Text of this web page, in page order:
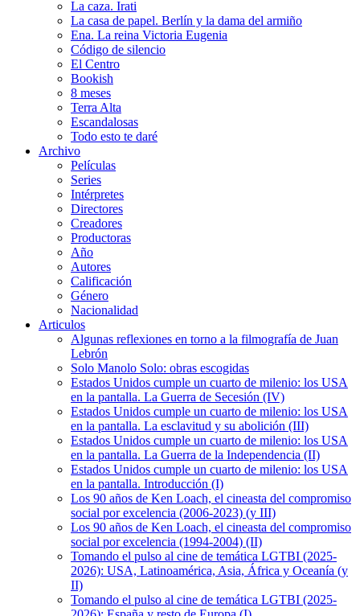
La caza. Irati
La casa de papel. Berlín y la dama del armiño
Ena. La reina Victoria Eugenia
Código de silencio
El Centro
Bookish
8 meses
Terra Alta
Escandalosas
Todo esto te daré
Archivo
Películas
Series
Intérpretes
Directores
Creadores
Productoras
Año
Autores
Calificación
Género
Nacionalidad
Articulos
Algunas reflexiones en torno a la filmografía de Juan
Lebrón
Solo Manolo Solo: obras escogidas
Estados Unidos cumple un cuarto de milenio: los USA
en la pantalla. La Guerra de Secesión (IV)
Estados Unidos cumple un cuarto de milenio: los USA
en la pantalla. La esclavitud y su abolición (III)
Estados Unidos cumple un cuarto de milenio: los USA
en la pantalla. La Guerra de la Independencia (II)
Estados Unidos cumple un cuarto de milenio: los USA
en la pantalla. Introducción (I)
Los 90 años de Ken Loach, el cineasta del compromiso
social por excelencia (2006-2023) (y III)
Los 90 años de Ken Loach, el cineasta del compromiso
social por excelencia (1994-2004) (II)
Tomando el pulso al cine de temática LGTBI (2025-
2026): USA, Latinoamérica, Asia, África y Oceanía (y
II)
Tomando el pulso al cine de temática LGTBI (2025-